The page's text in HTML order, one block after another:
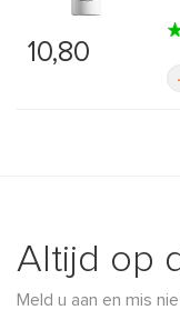
10,80
Altijd op
Meld u aan en mis